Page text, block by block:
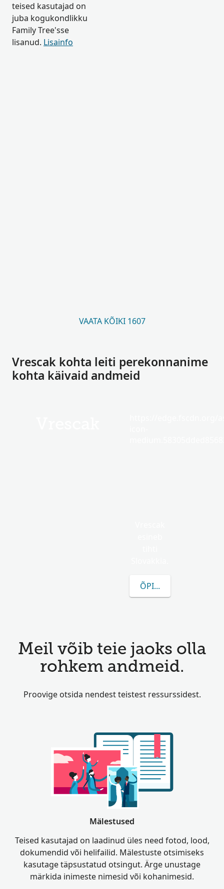
teised kasutajad on
juba kogukondlikku
Family Tree'sse
lisanud. Lisainfo
VAATA KÕIKI 1607
Vrescak kohta leiti perekonnanime
kohta käivaid andmeid
ÕPI ROHKEM
Meil võib teie jaoks olla
rohkem andmeid.
Proovige otsida nendest teistest ressurssidest.
Mälestused
Teised kasutajad on laadinud üles need fotod, lood,
dokumendid või helifailid. Mälestuste otsimiseks
kasutage täpsustatud otsingut. Ärge unustage
märkida inimeste nimesid või kohanimesid.